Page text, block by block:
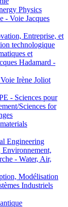
Physics
- Voie Jacques
Entreprise, et
technologique
et
Hadamard -
Irène Joliot
- Sciences pour
Sciences for
Engineering
- Water, Air,
Modélisation
Industriels